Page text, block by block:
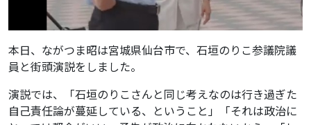
本日、ながつま昭は宮城県仙台市で、石垣のりこ参議院議
員と街頭演説をしました。
演説では、「石垣のりこさんと同じ考えなのは行き過ぎた
自己責任論が蔓延している、ということ」「それは政治に